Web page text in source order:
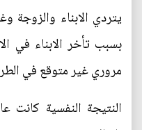
يتردي الابناء والزوجة
بسبب تأخر الابناء
مروري غير متوقع في
النتيجة النفسية